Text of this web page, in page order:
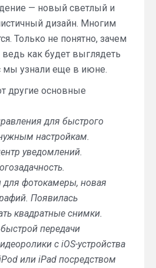
— новый светлый и
дизайн. Многим
Только не понятно, зачем
как будет выглядеть
мы узнали еще в июне.
другие основные
для быстрого
настройкам.
уведомлений.
фотокамеры, новая
Появилась
квадратные снимки.
передачи
с iOS-устройства
или iPad посредством